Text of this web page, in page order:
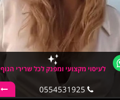
לעיסוי מקצועי ומפנק לכל שרירי הגוף